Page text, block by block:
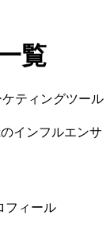
覧
ティングツール
インフルエンサ
フィール